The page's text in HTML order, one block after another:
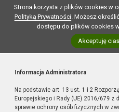
Strona korzysta z plików cookies w
Polityką Prywatności. Możesz
dostępu do plików cookies
Akceptuję
Informacja Administratora
Na podstawie art. 13 ust. 1 i 2
Europejskiego i Rady (UE) 2016/679 z
sprawie ochrony osób fizycznych w